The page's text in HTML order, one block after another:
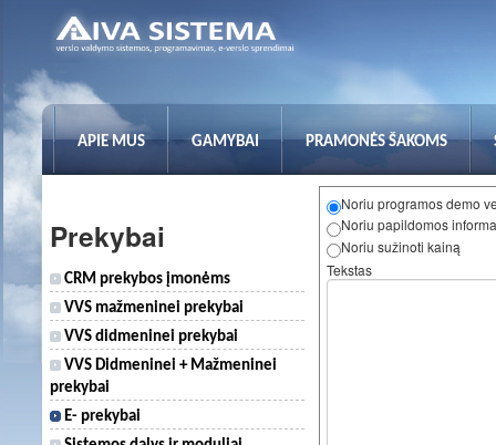
APIE MUS GAMYBAI PRAMONĖS ŠAKOMS
Prekybai
CRM prekybos įmonėms
VVS mažmeninei prekybai
VVS didmeninei prekybai
VVS Didmeninei + Mažmeninei
prekybai
E- prekybai
Noriu programos demo
Noriu papildomos
Noriu sužinoti kainą
Tekstas